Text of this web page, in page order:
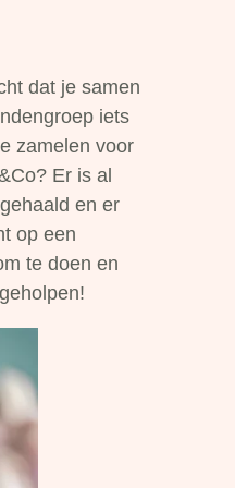
dat je samen
iets
zamelen voor
Er is al
en er
op een
te doen en